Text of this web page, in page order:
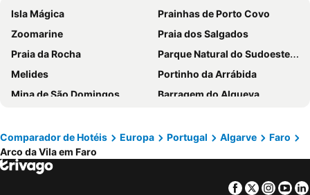
Domes Lake Algarve, Autograph Collection
Vila Gale Marina
Best Western Hotel Dom Bernardo
Quinta dos Poetas Nature Hotel & Apartments
Dom Pedro Marina
Hotel Mónaco
AP Eva Senses
Pousada Palacio Estoi
Hotel Praia Sol
As Cascatas Golf Resort & Spa
Loule Jardim Hotel
3HB Faro
Algardia Marina Parque by Garvetur
Rialgarve
Isla Mágica
Prainhas de Porto Covo
Zoomarine
Praia dos Salgados
Praia da Rocha
Parque Natural do Sudoeste Alentejano e Costa Vicentina
Melides
Portinho da Arrábida
Mina de São Domingos
Barragem do Alqueva
Praia de Monte Gordo
Praia da Falésia
Praia da Oura
Praia de São Rafael
Comparador de Hotéis Europa Portugal Algarve
Faro
Arco da Vila em Faro
Facebook
Twitter